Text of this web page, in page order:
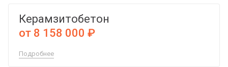
Керамзитобетон
от 8 158 000 ₽
Подробнее